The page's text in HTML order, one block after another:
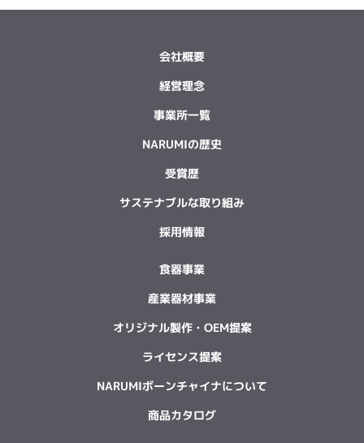
会社概要
経営理念
事業所一覧
NARUMIの歴史
受賞歴
サステナブルな取り組み
採用情報
食器事業
産業器材事業
オリジナル製作・OEM提案
ライセンス提案
NARUMIボーンチャイナについて
商品カタログ